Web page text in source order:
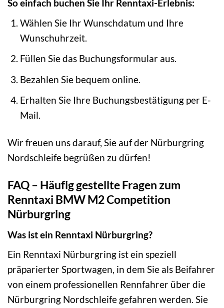
So einfach buchen Sie Ihr Renntaxi-Erlebnis:
Wählen Sie Ihr Wunschdatum und Ihre
Wunschuhrzeit.
Füllen Sie das Buchungsformular aus.
Bezahlen Sie bequem online.
Erhalten Sie Ihre Buchungsbestätigung per E-
Mail.
Wir freuen uns darauf, Sie auf der Nürburgring
Nordschleife begrüßen zu dürfen!
FAQ – Häufig gestellte Fragen zum
Renntaxi BMW M2 Competition
Nürburgring
Was ist ein Renntaxi Nürburgring?
Ein Renntaxi Nürburgring ist ein speziell
präparierter Sportwagen, in dem Sie als Beifahrer
von einem professionellen Rennfahrer über die
Nürburgring Nordschleife gefahren werden. Sie